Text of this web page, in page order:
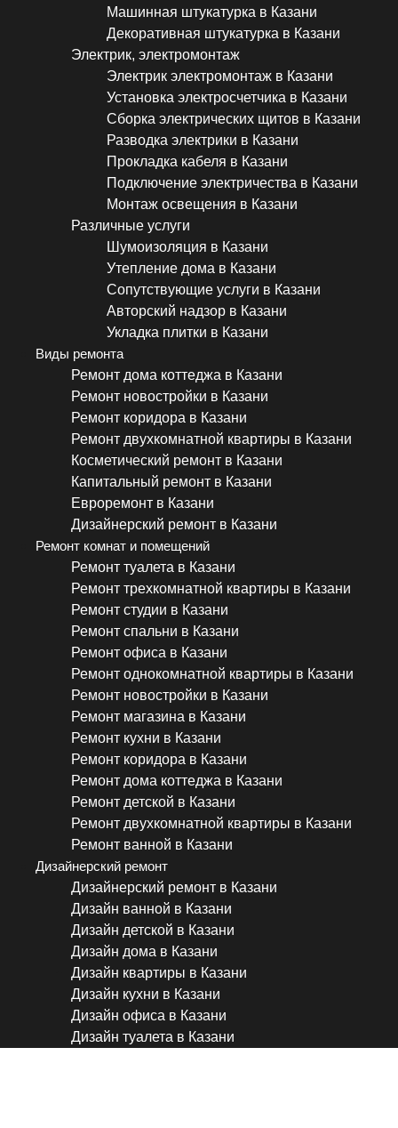
Машинная штукатурка в Казани
Декоративная штукатурка в Казани
Электрик, электромонтаж
Электрик электромонтаж в Казани
Установка электросчетчика в Казани
Сборка электрических щитов в Казани
Разводка электрики в Казани
Прокладка кабеля в Казани
Подключение электричества в Казани
Монтаж освещения в Казани
Различные услуги
Шумоизоляция в Казани
Утепление дома в Казани
Сопутствующие услуги в Казани
Авторский надзор в Казани
Укладка плитки в Казани
Виды ремонта
Ремонт дома коттеджа в Казани
Ремонт новостройки в Казани
Ремонт коридора в Казани
Ремонт двухкомнатной квартиры в Казани
Косметический ремонт в Казани
Капитальный ремонт в Казани
Евроремонт в Казани
Дизайнерский ремонт в Казани
Ремонт комнат и помещений
Ремонт туалета в Казани
Ремонт трехкомнатной квартиры в Казани
Ремонт студии в Казани
Ремонт спальни в Казани
Ремонт офиса в Казани
Ремонт однокомнатной квартиры в Казани
Ремонт новостройки в Казани
Ремонт магазина в Казани
Ремонт кухни в Казани
Ремонт коридора в Казани
Ремонт дома коттеджа в Казани
Ремонт детской в Казани
Ремонт двухкомнатной квартиры в Казани
Ремонт ванной в Казани
Дизайнерский ремонт
Дизайнерский ремонт в Казани
Дизайн ванной в Казани
Дизайн детской в Казани
Дизайн дома в Казани
Дизайн квартиры в Казани
Дизайн кухни в Казани
Дизайн офиса в Казани
Дизайн туалета в Казани